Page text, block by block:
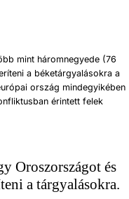
mint háromnegyede (76
a béketárgyalásokra a
ország mindegyikében
érintett felek
Oroszországot és
a tárgyalásokra.